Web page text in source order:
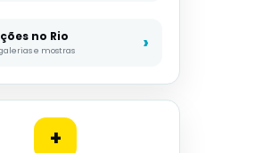
no Rio
e mostras
+